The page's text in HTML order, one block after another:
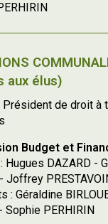
aux élus)
Président de droit à
Budget et
Hugues DAZARD -
Joffrey
: Géraldine
Sophie PERHIRIN